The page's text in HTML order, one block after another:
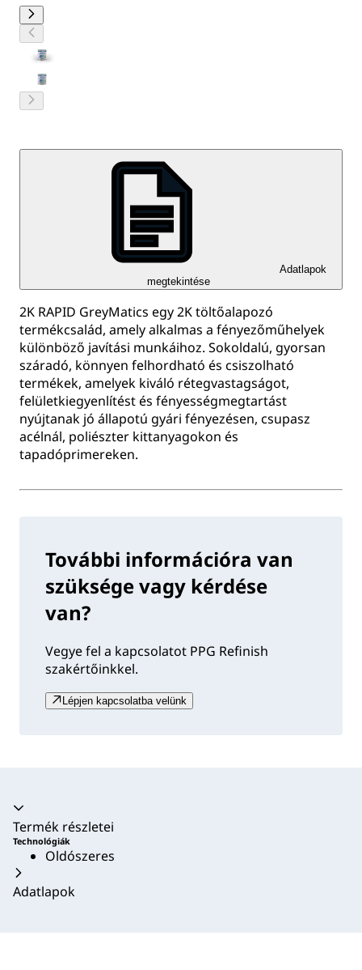
Adatlapok
megtekintése
2K RAPID GreyMatics egy 2K töltőalapozó
termékcsalád, amely alkalmas a fényezőműhelyek
különböző javítási munkáihoz. Sokoldalú, gyorsan
száradó, könnyen felhordható és csiszolható
termékek, amelyek kiváló rétegvastagságot,
felületkiegyenlítést és fényességmegtartást
nyújtanak jó állapotú gyári fényezésen, csupasz
acélnál, poliészter kittanyagokon és
tapadóprimereken.
További információra van
szüksége vagy kérdése
van?
Vegye fel a kapcsolatot PPG Refinish
szakértőinkkel.
Lépjen kapcsolatba velünk
Akkordion összecsukva
Termék részletei
Technológiák
Oldószeres
Adatlapok